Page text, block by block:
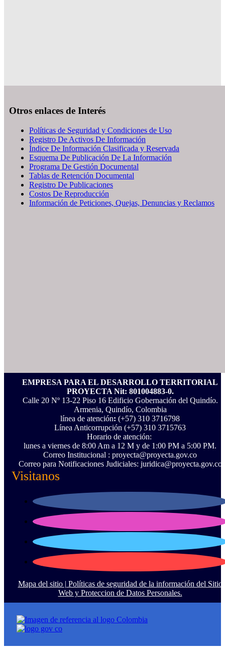
Otros enlaces de Interés
Políticas de Seguridad y Condiciones de Uso
Registro De Activos De Información
Índice De Información Clasificada y Reservada
Esquema De Publicación De La Información
Programa De Gestión Documental
Tablas de Retención Documental
Registro De Publicaciones
Costos De Reproducción
Información de Peticiones, Quejas, Denuncias y Reclamos
EMPRESA PARA EL DESARROLLO TERRITORIAL
PROYECTA Nit: 801004883-0.
Calle 20 Nº 13-22 Piso 16 Edificio Gobernación del Quindío.
Armenia, Quindío, Colombia
línea de atención: (+57) 310 3716798
Línea Anticorrupción ‪(+57) 310 3715763‬
Horario de atención:
lunes a viernes de 8:00 Am a 12 M y de 1:00 PM a 5:00 PM.
Correo Institucional : proyecta@proyecta.gov.co
Correo para Notificaciones Judiciales: juridica@proyecta.gov.co
Visitanos
Mapa del sitio | Políticas de seguridad de la información del Sitio
Web y Proteccion de Datos Personales.